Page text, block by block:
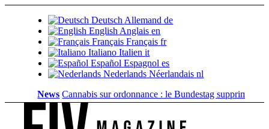
Deutsch Allemand de
English Anglais en
Français Français fr
Italiano Italien it
Español Espagnol es
Nederlands Néerlandais nl
News Cannabis sur ordonnance : le Bundestag supprime...Valeur